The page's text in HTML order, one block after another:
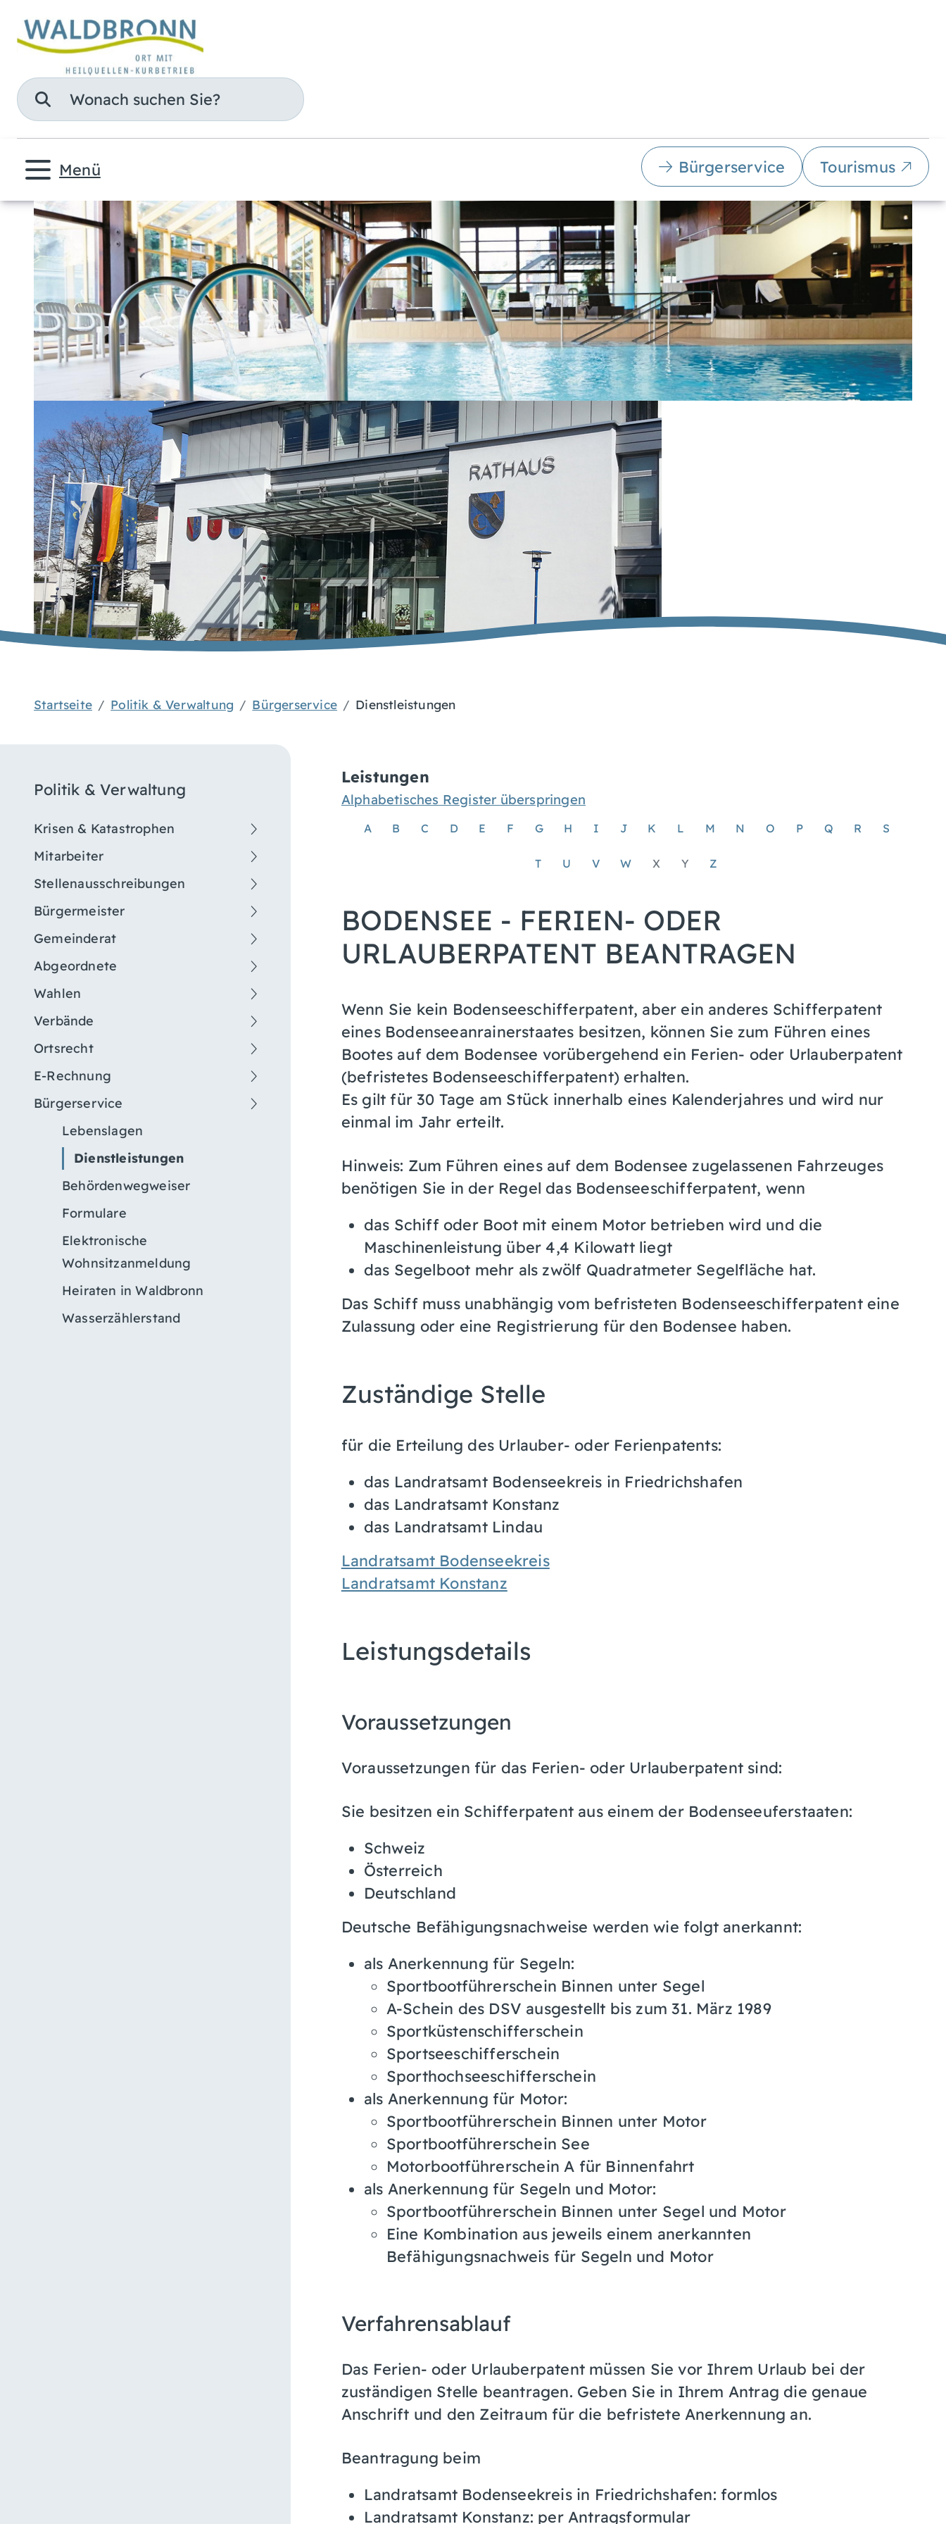
Suche
Menü Bürgerservice Tourismus
Startseite Politik & Verwaltung Bürgerservice Dienstleistungen
Politik & Verwaltung
Krisen & Katastrophen
Mitarbeiter
Stellenausschreibungen
Bürgermeister
Gemeinderat
Abgeordnete
Wahlen
Verbände
Ortsrecht
E-Rechnung
Bürgerservice
Lebenslagen
Dienstleistungen
Behördenwegweiser
Formulare
Elektronische
Wohnsitzanmeldung
Heiraten in Waldbronn
Wasserzählerstand
Leistungen
Alphabetisches Register überspringen
A B C D E F G H I J K L M N O P Q R S
T U V W X Y Z
BODENSEE - FERIEN- ODER
URLAUBERPATENT BEANTRAGEN
Wenn Sie kein Bodenseeschifferpatent, aber ein anderes Schifferpatent
eines Bodenseeanrainerstaates besitzen, können Sie zum Führen eines
Bootes auf dem Bodensee vorübergehend ein Ferien- oder Urlauberpatent
(befristetes Bodenseeschifferpatent) erhalten.
Es gilt für 30 Tage am Stück innerhalb eines Kalenderjahres und wird nur
einmal im Jahr erteilt.
Hinweis: Zum Führen eines auf dem Bodensee zugelassenen Fahrzeuges
benötigen Sie in der Regel das Bodenseeschifferpatent, wenn
das Schiff oder Boot mit einem Motor betrieben wird und die
Maschinenleistung über 4,4 Kilowatt liegt
das Segelboot mehr als zwölf Quadratmeter Segelfläche hat.
Das Schiff muss unabhängig vom befristeten Bodenseeschifferpatent eine
Zulassung oder eine Registrierung für den Bodensee haben.
Zuständige Stelle
für die Erteilung des Urlauber- oder Ferienpatents:
das Landratsamt Bodenseekreis in Friedrichshafen
das Landratsamt Konstanz
das Landratsamt Lindau
Landratsamt Bodenseekreis
Landratsamt Konstanz
Leistungsdetails
Voraussetzungen
Voraussetzungen für das Ferien- oder Urlauberpatent sind:
Sie besitzen ein Schifferpatent aus einem der Bodenseeuferstaaten:
Schweiz
Österreich
Deutschland
Deutsche Befähigungsnachweise werden wie folgt anerkannt:
als Anerkennung für Segeln:
Sportbootführerschein Binnen unter Segel
A-Schein des DSV ausgestellt bis zum 31. März 1989
Sportküstenschifferschein
Sportseeschifferschein
Sporthochseeschifferschein
als Anerkennung für Motor:
Sportbootführerschein Binnen unter Motor
Sportbootführerschein See
Motorbootführerschein A für Binnenfahrt
als Anerkennung für Segeln und Motor:
Sportbootführerschein Binnen unter Segel und Motor
Eine Kombination aus jeweils einem anerkannten
Befähigungsnachweis für Segeln und Motor
Verfahrensablauf
Das Ferien- oder Urlauberpatent müssen Sie vor Ihrem Urlaub bei der
zuständigen Stelle beantragen. Geben Sie in Ihrem Antrag die genaue
Anschrift und den Zeitraum für die befristete Anerkennung an.
Beantragung beim
Landratsamt Bodenseekreis in Friedrichshafen: formlos
Landratsamt Konstanz: per Antragsformular